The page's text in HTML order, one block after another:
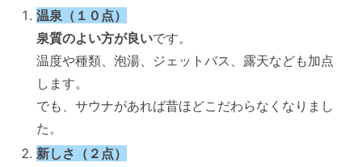
温泉（１０点）
泉質のよい方が良いです。
温度や種類、泡湯、ジェットバス、露天なども加点
します。
でも、サウナがあれば昔ほどこだわらなくなりまし
た。
新しさ（２点）